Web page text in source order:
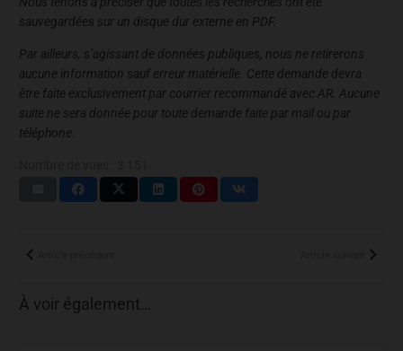
sauvegardées sur un disque dur externe en PDF.
Par ailleurs, s’agissant de données publiques, nous ne retirerons
aucune information sauf erreur matérielle. Cette demande devra
être faite exclusivement par courrier recommandé avec AR. Aucune
suite ne sera donnée pour toute demande faite par mail ou par
téléphone.
À voir également…